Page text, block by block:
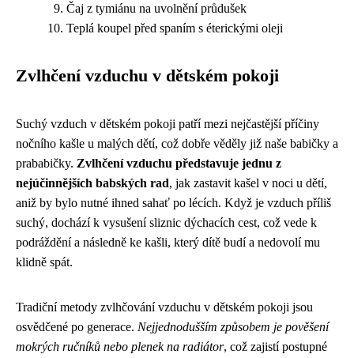
Čaj z tymiánu na uvolnění průdušek
Teplá koupel před spaním s éterickými oleji
Zvlhčení vzduchu v dětském pokoji
Suchý vzduch v dětském pokoji patří mezi nejčastější příčiny
nočního kašle u malých dětí, což dobře věděly již naše babičky a
prababičky. Zvlhčení vzduchu představuje jednu z
nejúčinnějších babských rad, jak zastavit kašel v noci u dětí,
aniž by bylo nutné ihned sahať po lécích. Když je vzduch příliš
suchý, dochází k vysušení sliznic dýchacích cest, což vede k
podráždění a následně ke kašli, který dítě budí a nedovolí mu
klidně spát.
Tradiční metody zvlhčování vzduchu v dětském pokoji jsou
osvědčené po generace. Nejjednodušším způsobem je pověšení
mokrých ručníků nebo plenek na radiátor, což zajistí postupné